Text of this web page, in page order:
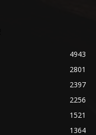
4943
2801
2397
2256
1521
1364